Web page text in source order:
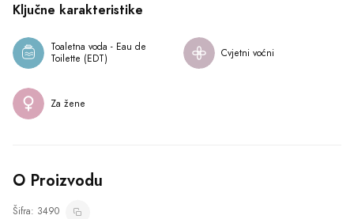
Ključne karakteristike
Toaletna voda - Eau de
Toilette (EDT)
Cvjetni voćni
Za žene
O Proizvodu
Šifra: 3490